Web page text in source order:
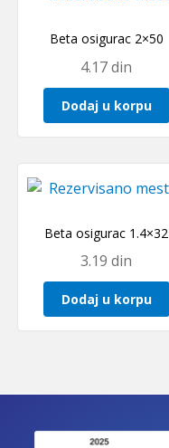
Beta osigurac 2×50
4.17din
Dodaj u korpu
Beta osigurac 1.4×32
3.19din
Dodaj u korpu